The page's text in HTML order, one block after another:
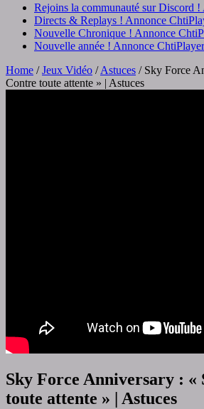
Rejoins la communauté sur Discord
Directs & Replays ! Annonce
Nouvelle Chronique ! Annonce
Nouvelle année ! Annonce
Home / Jeux Vidéo / Astuces / Sky Force
Contre toute attente » | Astuces
Sky Force Anniversary : «
toute attente » | Astuces